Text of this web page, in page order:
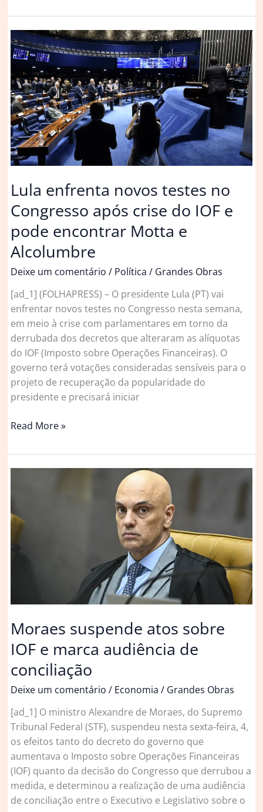
de
olho
em
tarifas
dos
EUA
e
à
espera
de
reunião
IOF
Lula enfrenta novos testes no
Congresso após crise do IOF e
pode encontrar Motta e
Alcolumbre
Deixe um comentário / Política / Grandes Obras
[ad_1] (FOLHAPRESS) – O presidente Lula (PT) vai
enfrentar novos testes no Congresso nesta semana,
em meio à crise com parlamentares em torno da
derrubada dos decretos que alteraram as alíquotas
do IOF (Imposto sobre Operações Financeiras). O
governo terá votações consideradas sensíveis para o
projeto de recuperação da popularidade do
presidente e precisará iniciar
Lula
novos
testes
Congresso
após
crise
do
encontrar
e
Alcolumbre
Read More »
Moraes suspende atos sobre
IOF e marca audiência de
conciliação
Deixe um comentário / Economia / Grandes Obras
[ad_1] O ministro Alexandre de Moraes, do Supremo
Tribunal Federal (STF), suspendeu nesta sexta-feira, 4,
os efeitos tanto do decreto do governo que
aumentava o Imposto sobre Operações Financeiras
(IOF) quanto da decisão do Congresso que derrubou a
medida, e determinou a realização de uma audiência
de conciliação entre o Executivo e Legislativo sobre o